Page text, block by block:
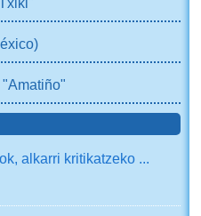
alkarri kritikatzeko ...